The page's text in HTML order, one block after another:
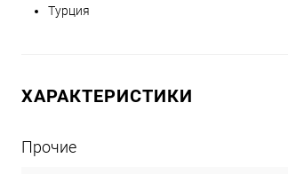
Турция
ХАРАКТЕРИСТИКИ
Прочие